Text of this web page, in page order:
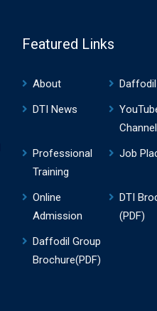
Featured Links
About
DTI News
Channel
Professional
Training
Job
Online
Admission
DTI
(PDF)
Daffodil Group
Brochure(PDF)